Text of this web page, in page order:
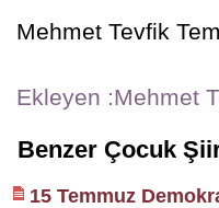
Mehmet Tevfik
Ekleyen :Mehmet
Benzer Çocuk
15 Temmuz